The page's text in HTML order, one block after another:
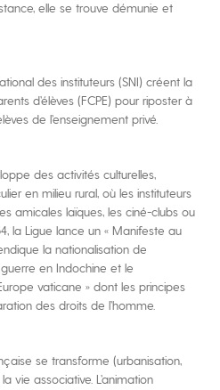
elle se trouve démunie et
des instituteurs (SNI) créent la
d’élèves (FCPE) pour riposter à
de l’enseignement privé.
des activités culturelles,
en milieu rural, où les instituteurs
amicales laïques, les ciné-clubs ou
la Ligue lance un « Manifeste au
la nationalisation de
en Indochine et le
vaticane » dont les principes
des droits de l’homme.
se transforme (urbanisation,
vie associative. L’animation